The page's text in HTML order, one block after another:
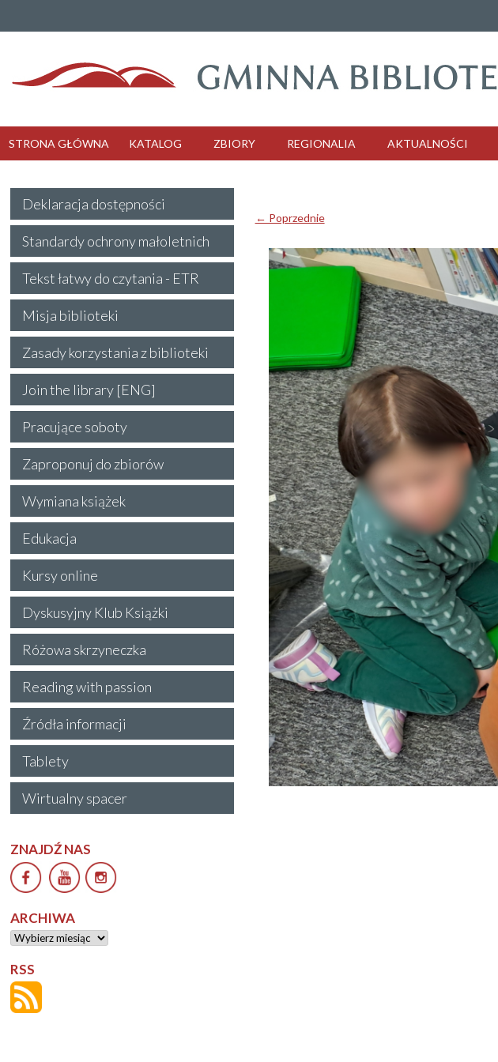
STRONA GŁÓWNA KATALOG ZBIORY REGIONALIA AKTUALNOŚCI
← Poprzednie
Deklaracja dostępności
Standardy ochrony małoletnich
Tekst łatwy do czytania - ETR
Misja biblioteki
Zasady korzystania z biblioteki
Join the library [ENG]
Pracujące soboty
Zaproponuj do zbiorów
Wymiana książek
Edukacja
Kursy online
Dyskusyjny Klub Książki
Różowa skrzyneczka
Reading with passion
Źródła informacji
Tablety
Wirtualny spacer
ZNAJDŹ NAS
ARCHIWA
Archiwa
RSS